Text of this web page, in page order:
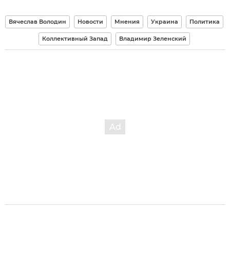
Вячеслав Володин Новости Мнения Украина Политика
Коллективный Запад Владимир Зеленский